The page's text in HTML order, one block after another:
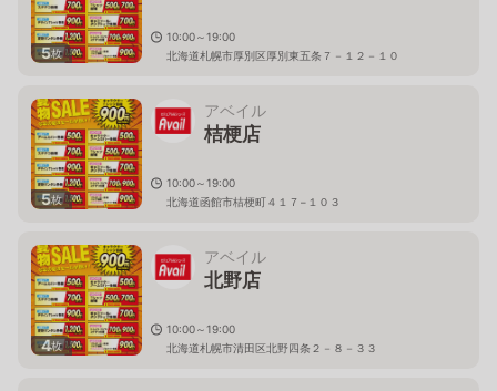
5枚
10:00～19:00
北海道札幌市厚別区厚別東五条７－１２－１０
5枚
アベイル
桔梗店
10:00～19:00
北海道函館市桔梗町４１７−１０３
4枚
アベイル
北野店
10:00～19:00
北海道札幌市清田区北野四条２－８－３３